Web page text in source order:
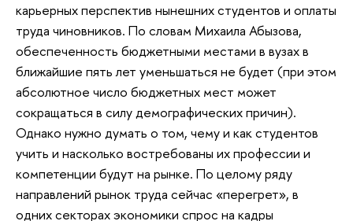
карьерных перспектив нынешних студентов и оплаты
труда чиновников. По словам Михаила Абызова,
обеспеченность бюджетными местами в вузах в
ближайшие пять лет уменьшаться не будет (при этом
абсолютное число бюджетных мест может
сокращаться в силу демографических причин).
Однако нужно думать о том, чему и как студентов
учить и насколько востребованы их профессии и
компетенции будут на рынке. По целому ряду
направлений рынок труда сейчас «перегрет», в
одних секторах экономики спрос на кадры